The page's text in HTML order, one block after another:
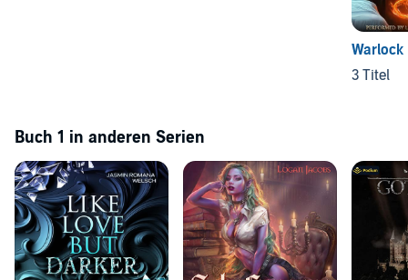
Warlock
3 Titel
Buch 1 in anderen Serien